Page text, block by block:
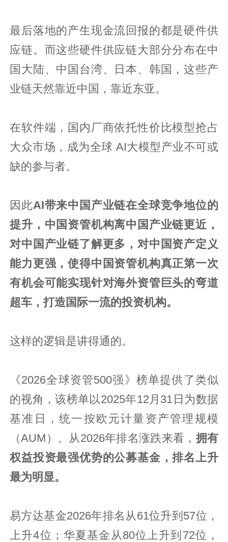
最后落地的产生现金流回报的都是硬件供
应链。而这些硬件供应链大部分分布在中
国大陆、中国台湾、日本、韩国，这些产
业链天然靠近中国，靠近东亚。
在软件端，国内厂商依托性价比模型抢占
大众市场，成为全球 AI大模型产业不可或
缺的参与者。
因此AI带来中国产业链在全球竞争地位的
提升，中国资管机构离中国产业链更近，
对中国产业链了解更多，对中国资产定义
能力更强，使得中国资管机构真正第一次
有机会可能实现针对海外资管巨头的弯道
超车，打造国际一流的投资机构。
这样的逻辑是讲得通的。
《2026全球资管500强》榜单提供了类似
的视角，该榜单以‌2025年12月31日‌为数据
基准日，统一按欧元计量资产管理规模
（AUM）。从2026年排名涨跌来看， 拥有
权益投资最强优势的公募基金，排名上升
最为明显。
易方达基金2026年排名从61位升到57位，
上升4位；华夏基金从80位上升到72位，